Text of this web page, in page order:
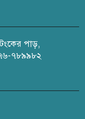
পাড়,
৭৮৯৯৮২